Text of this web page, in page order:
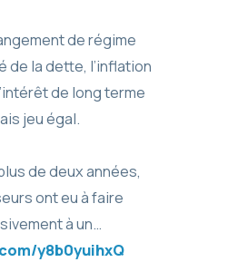
de régime
de la dette, l’inflation
de long terme
jeu égal.
de deux années,
ont eu à faire
à un…
y8b0yuihxQ